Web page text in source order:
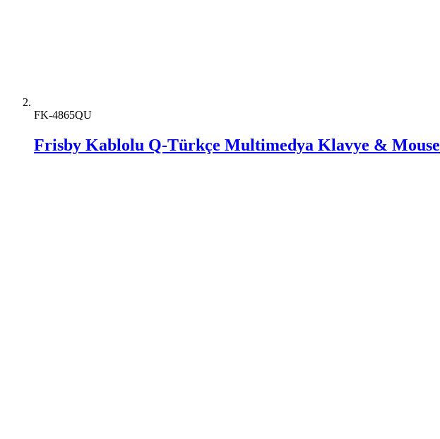
FK-4865QU
Frisby Kablolu Q-Türkçe Multimedya Klavye & Mouse